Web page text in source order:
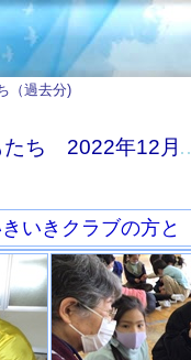
（過去分)
たち 2022年12月
いきクラブの方と